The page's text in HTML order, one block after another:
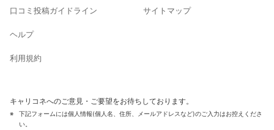
口コミ投稿ガイドライン
ヘルプ
利用規約
サイトマップ
キャリコネへのご意見・ご要望をお待ちしております。
下記フォームには個人情報(個人名、住所、メールアドレスなど)のご入力はお控えくださ
い。